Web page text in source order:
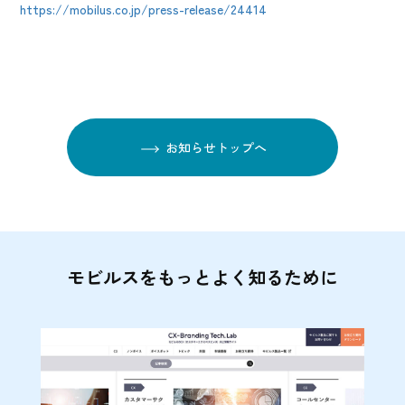
https://mobilus.co.jp/press-release/24414
お知らせトップへ
モビルスをもっとよく知るために